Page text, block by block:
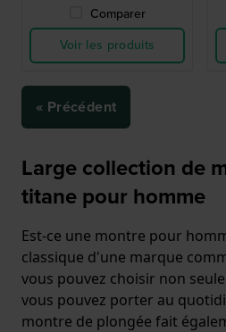
Comparer
Voir les produits
« Précédent
Large collection de
titane pour homme
Est-ce une montre pour
classique d'une marque
vous pouvez choisir non
vous pouvez porter au
montre de plongée fait